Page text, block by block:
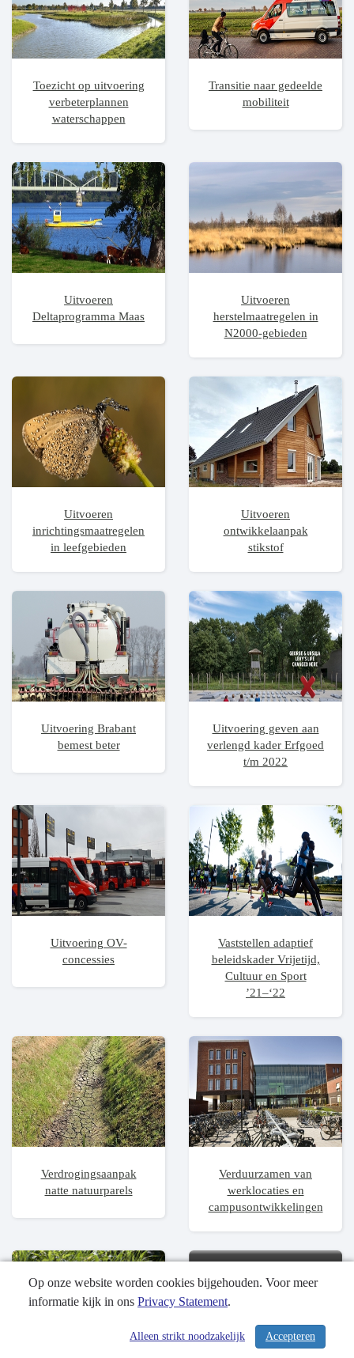
Toezicht op uitvoering
verbeterplannen
waterschappen
Transitie naar gedeelde
mobiliteit
Uitvoeren
Deltaprogramma Maas
Uitvoeren
herstelmaatregelen in
N2000-gebieden
Uitvoeren
inrichtingsmaatregelen
in leefgebieden
Uitvoeren
ontwikkelaanpak
stikstof
Uitvoering Brabant
bemest beter
Uitvoering geven aan
verlengd kader Erfgoed
t/m 2022
Uitvoering OV-
concessies
Vaststellen adaptief
beleidskader Vrijetijd,
Cultuur en Sport
’21–‘22
Verdrogingsaanpak
natte natuurparels
Verduurzamen van
werklocaties en
campusontwikkelingen
Op onze website worden cookies bijgehouden. Voor meer
informatie kijk in ons Privacy Statement.
Accepteren
Alleen strikt noodzakelijk